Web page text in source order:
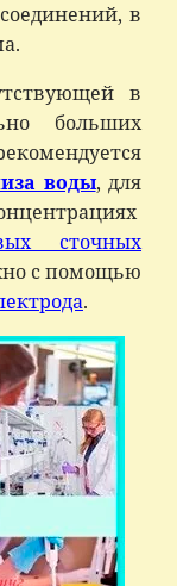
в
в
больших
воды, для
сточных
с помощью
.